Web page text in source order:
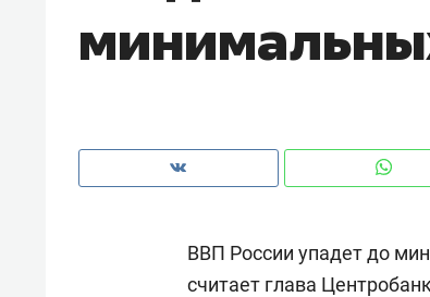
ВВП России упадет до
считает глава
чем интересен Оман?